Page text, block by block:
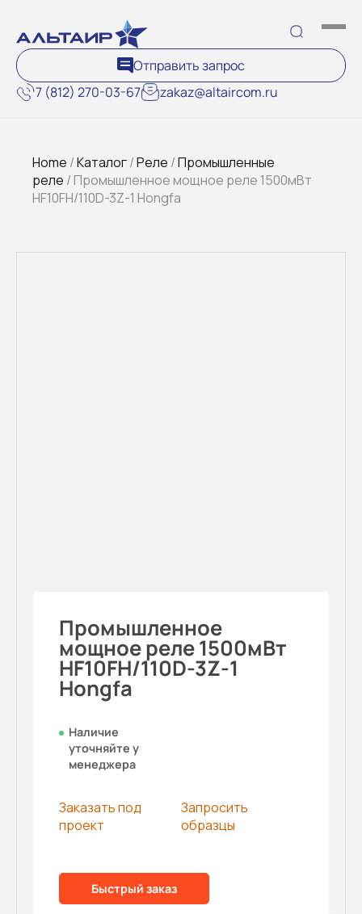
7 (812) 270-03-67 zakaz@altaircom.ru
Отправить запрос
Home /Каталог/Реле /Промышленные
реле / Промышленное мощное реле 1500мВт
HF10FH/110D-3Z-1 Hongfa
Промышленное
мощное реле 1500мВт
HF10FH/110D-3Z-1
Hongfa
Наличие
уточняйте у
менеджера
Заказать под
проект
Запросить
образцы
Быстрый заказ